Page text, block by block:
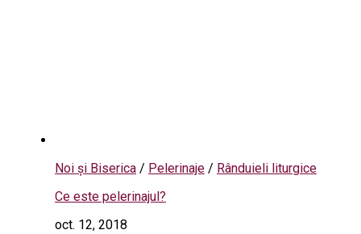
Noi și Biserica / Pelerinaje / Rânduieli liturgice
Ce este pelerinajul?
oct. 12, 2018